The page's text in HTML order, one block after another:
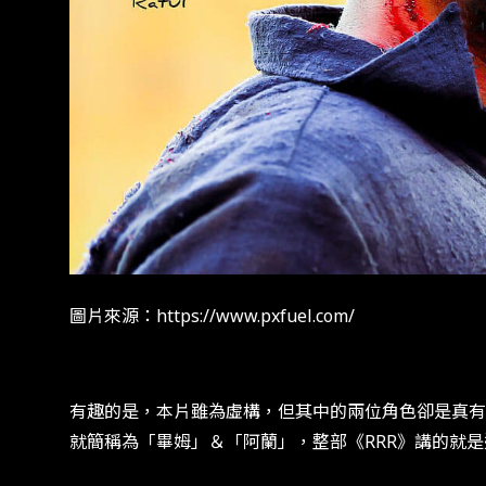
圖片來源：https://www.pxfuel.com/
有趣的是，本片雖為虛構，但其中的兩位角色卻是真
就簡稱為「畢姆」＆「阿蘭」，整部《RRR》講的就